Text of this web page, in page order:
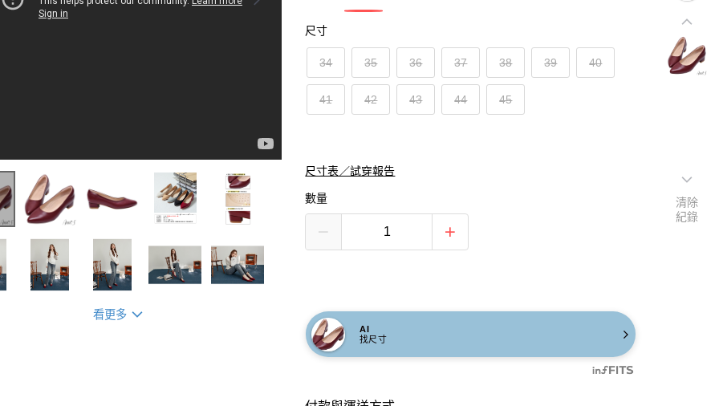
看更多
尺寸
34 35 36 37 38 39 40
41 42 43 44 45
尺寸表／試穿報告
數量
AI
找尺寸
清除
紀錄